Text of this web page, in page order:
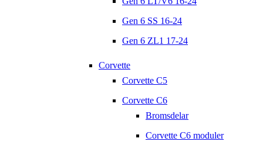
Gen 6 SS 16-24
Gen 6 ZL1 17-24
Corvette
Corvette C5
Corvette C6
Bromsdelar
Corvette C6 moduler